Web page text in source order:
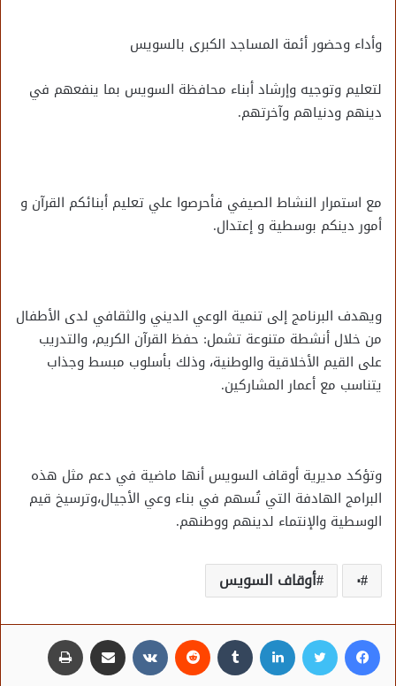
وأداء وحضور أئمة المساجد الكبرى بالسويس
لتعليم وتوجيه وإرشاد أبناء محافظة السويس بما ينفعهم في
دينهم ودنياهم وآخرتهم.
مع استمرار النشاط الصيفي فأحرصوا علي تعليم أبنائكم القرآن و
أمور دينكم بوسطية و إعتدال.
ويهدف البرنامج إلى تنمية الوعي الديني والثقافي لدى الأطفال
من خلال أنشطة متنوعة تشمل: حفظ القرآن الكريم، والتدريب
على القيم الأخلاقية والوطنية، وذلك بأسلوب مبسط وجذاب
يتناسب مع أعمار المشاركين.
وتؤكد مديرية أوقاف السويس أنها ماضية في دعم مثل هذه
البرامج الهادفة التي تُسهم في بناء وعي الأجيال،وترسيخ قيم
الوسطية والإنتماء لدينهم ووطنهم.
٠ أوقاف السويس
فيسبوك تويتر لينكدإن مشاركة عبر البريد